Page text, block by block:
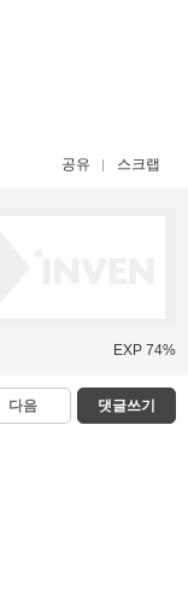
공유 스크랩
EXP 74%
다음 댓글쓰기